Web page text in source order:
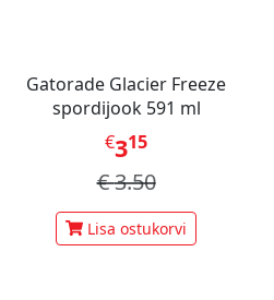
Gatorade Glacier Freeze
spordijook 591 ml
€315
€3.50
Lisa ostukorvi